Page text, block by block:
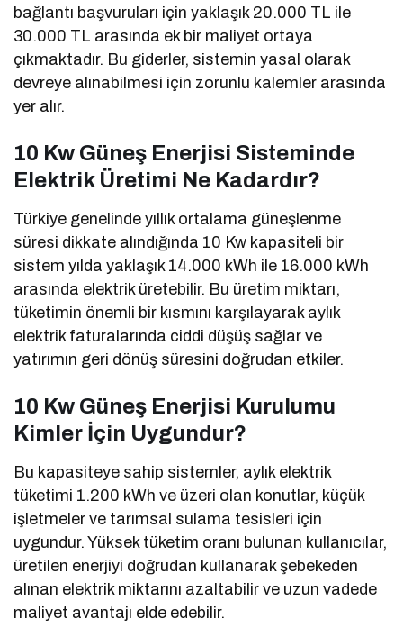
bağlantı başvuruları için yaklaşık 20.000 TL ile
30.000 TL arasında ek bir maliyet ortaya
çıkmaktadır. Bu giderler, sistemin yasal olarak
devreye alınabilmesi için zorunlu kalemler arasında
yer alır.
10 Kw Güneş Enerjisi Sisteminde
Elektrik Üretimi Ne Kadardır?
Türkiye genelinde yıllık ortalama güneşlenme
süresi dikkate alındığında 10 Kw kapasiteli bir
sistem yılda yaklaşık 14.000 kWh ile 16.000 kWh
arasında elektrik üretebilir. Bu üretim miktarı,
tüketimin önemli bir kısmını karşılayarak aylık
elektrik faturalarında ciddi düşüş sağlar ve
yatırımın geri dönüş süresini doğrudan etkiler.
10 Kw Güneş Enerjisi Kurulumu
Kimler İçin Uygundur?
Bu kapasiteye sahip sistemler, aylık elektrik
tüketimi 1.200 kWh ve üzeri olan konutlar, küçük
işletmeler ve tarımsal sulama tesisleri için
uygundur. Yüksek tüketim oranı bulunan kullanıcılar,
üretilen enerjiyi doğrudan kullanarak şebekeden
alınan elektrik miktarını azaltabilir ve uzun vadede
maliyet avantajı elde edebilir.